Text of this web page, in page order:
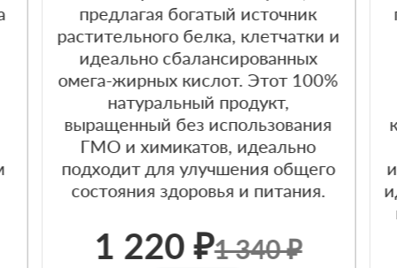
предлагая богатый источник
растительного белка, клетчатки и
идеально сбалансированных
омега-жирных кислот. Этот 100%
натуральный продукт,
выращенный без использования
ГМО и химикатов, идеально
подходит для улучшения общего
состояния здоровья и питания.
1 220 ₽1 340 ₽